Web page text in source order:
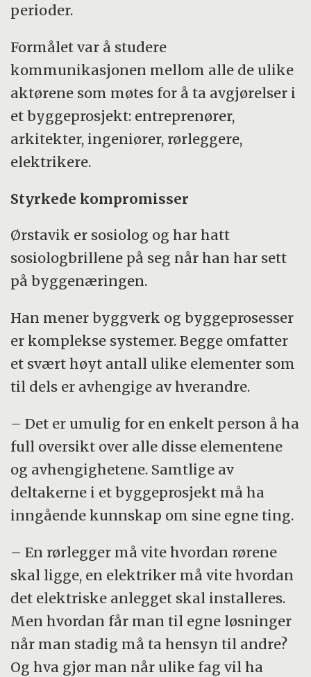
perioder.
Formålet var å studere
kommunikasjonen mellom alle de ulike
aktørene som møtes for å ta avgjørelser i
et byggeprosjekt: entreprenører,
arkitekter, ingeniører, rørleggere,
elektrikere.
Styrkede kompromisser
Ørstavik er sosiolog og har hatt
sosiologbrillene på seg når han har sett
på byggenæringen.
Han mener byggverk og byggeprosesser
er komplekse systemer. Begge omfatter
et svært høyt antall ulike elementer som
til dels er avhengige av hver­and­re.
– Det er umulig for en enkelt person å ha
full oversikt over alle disse elementene
og avhengighetene. Samtlige av
deltakerne i et byggeprosjekt må ha
inngående kunnskap om sine egne ting.
– En rørlegger må vite hvordan rørene
skal ligge, en elektriker må vite hvordan
det elektriske anlegget skal installeres.
Men hvordan får man til egne løsninger
når man stadig må ta hensyn til andre?
Og hva gjør man når ulike fag vil ha